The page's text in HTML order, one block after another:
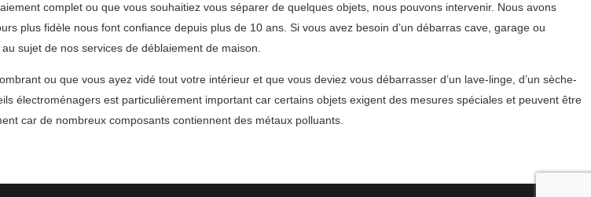
complet ou que vous souhaitiez vous séparer de quelques objets, nous pouvons intervenir. Nous avons
plus fidèle nous font confiance depuis plus de 10 ans. Si vous avez besoin d’un débarras cave, garage ou
sujet de nos services de déblaiement de maison.
ou que vous ayez vidé tout votre intérieur et que vous deviez vous débarrasser d’un lave-linge, d’un sèche-
électroménagers est particulièrement important car certains objets exigent des mesures spéciales et peuvent être
car de nombreux composants contiennent des métaux polluants.